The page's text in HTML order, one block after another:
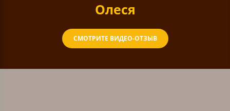
Олеся
СМОТРИТЕ ВИДЕО-ОТЗЫВ